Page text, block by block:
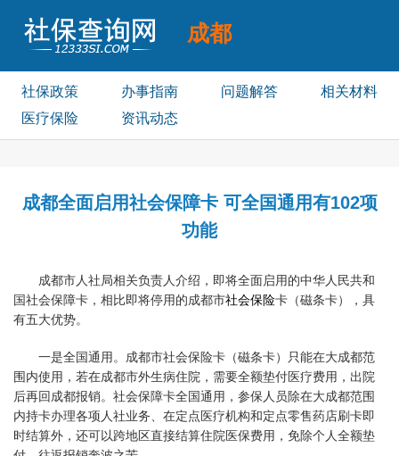
成都
社保查询
社保政策 办事指南 问题解答
相关材料
医疗保险
资讯动态
成都全面启用社会保障卡 可全国通用有102项
功能
成都市人社局相关负责人介绍，即将全面启用的中华人民共和
国社会保障卡，相比即将停用的成都市社会保险卡（磁条卡），具
有五大优势。
一是全国通用。成都市社会保险卡（磁条卡）只能在大成都范
围内使用，若在成都市外生病住院，需要全额垫付医疗费用，出院
后再回成都报销。社会保障卡全国通用，参保人员除在大成都范围
内持卡办理各项人社业务、在定点医疗机构和定点零售药店刷卡即
时结算外，还可以跨地区直接结算住院医保费用，免除个人全额垫